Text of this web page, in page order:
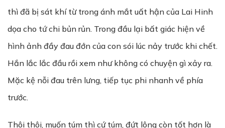
thì đã bị sát khí từ trong ánh mắt uất hận của Lai Hinh
dọa cho tứ chi bủn rủn. Trong đầu lại bất giác hiện về
hình ảnh đầy đau đớn của con sói lúc nảy trước khi chết.
Hắn lắc lắc đầu rồi xem như không có chuyện gì xảy ra.
Mặc kệ nỗi đau trên lưng, tiếp tục phi nhanh về phía
trước.
Thôi thôi, muốn túm thì cứ túm, đứt lông còn tốt hơn là